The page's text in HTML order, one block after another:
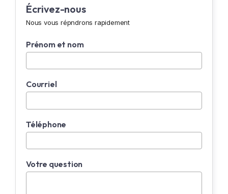
Écrivez-nous
Nous vous répndrons rapidement
Prénom et nom
Courriel
Téléphone
Votre question